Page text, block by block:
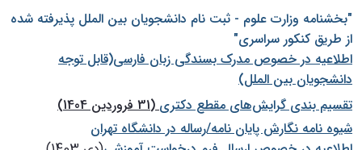
"بخشنامه وزارت علوم - ثبت نام دانشجويان بين الملل پذيرفته شده
از طريق كنكور سراسری"
اطلاعیه در خصوص مدرک بسندگی زبان فارسی(قابل توجه
دانشجویان بین الملل)
تقسیم بندی گرایش‌های مقطع دکتری(31 فروردین 1404)
شيوه نامه نگارش پايان نامه/رساله در دانشگاه تهران